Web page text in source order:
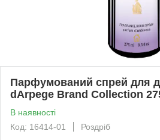
Парфумований спрей для
dArpege Brand Collection
В наявності
Код: 16414-01
Роздріб